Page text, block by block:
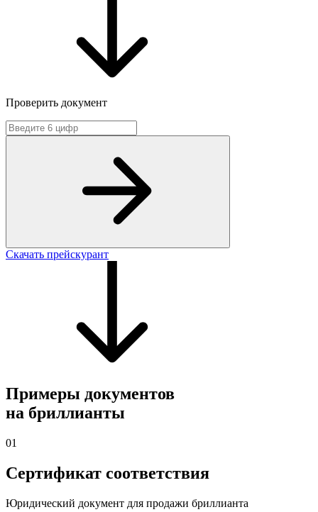
Проверить документ
Скачать прейскурант
Примеры документов
на бриллианты
01
Сертификат соответствия
Юридический документ для продажи бриллианта